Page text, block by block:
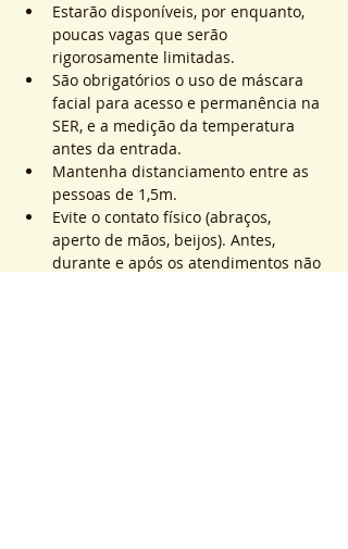
Estarão disponíveis, por enquanto,
poucas vagas que serão
rigorosamente limitadas.
São obrigatórios o uso de máscara
facial para acesso e permanência na
SER, e a medição da temperatura
antes da entrada.
Mantenha distanciamento entre as
pessoas de 1,5m.
Evite o contato físico (abraços,
aperto de mãos, beijos). Antes,
durante e após os atendimentos não